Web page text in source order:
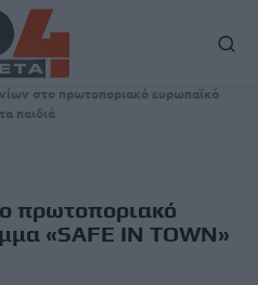
στο πρωτοποριακό ευρωπαϊκό
παιδιά
πρωτοποριακό
«SAFE IN TOWN»